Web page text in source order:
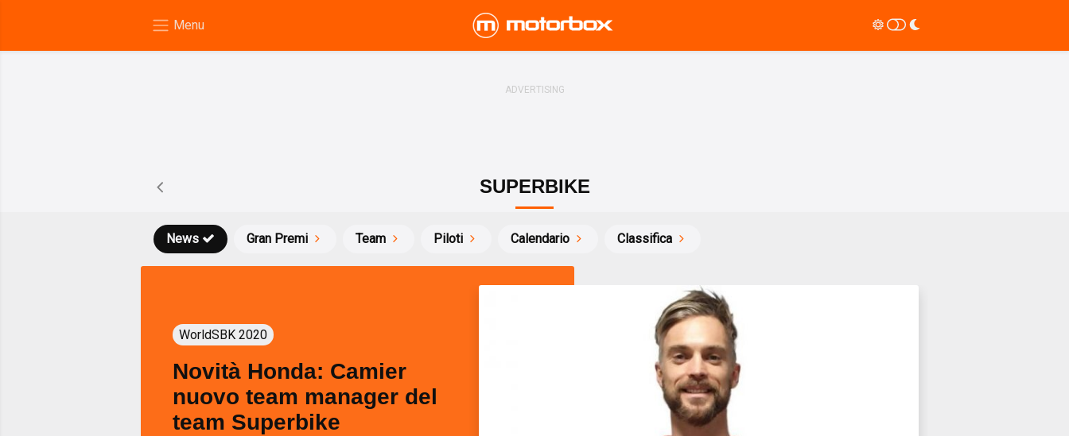
SUPERBIKE
News Gran Premi Team Piloti Calendario Classifica
WorldSBK 2020
Novità Honda: Camier
nuovo team manager del
team Superbike